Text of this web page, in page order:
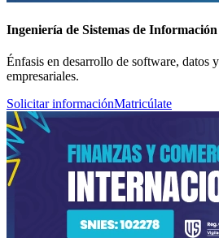
Ingeniería de Sistemas de Información
Énfasis en desarrollo de software, datos
empresariales.
Solicitar informaciónMatricúlate